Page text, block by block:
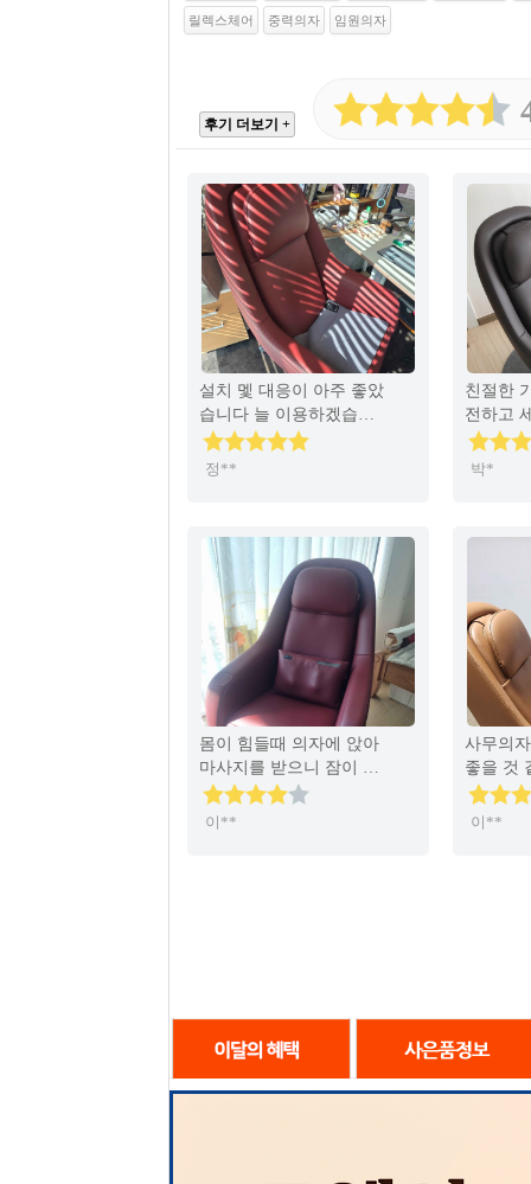
릴렉스체어 중력의자 임원의자
후기 더보기 +
설치 멫 대응이 아주 좋았
습니다 늘 이용하겠습니
다
정**
친절한
전하고
주셨구
니다..
사용 잘
박*
몸이 힘들때 의자에 앉아
마사지를 받으니 잠이 솔
솔 오는 느낌이 듬 디자인
도 이쁘고 색깔도 마음에
이**
사무의
좋을 것
화점에
렌탈하
지용 쿠
파에서
^^
이**